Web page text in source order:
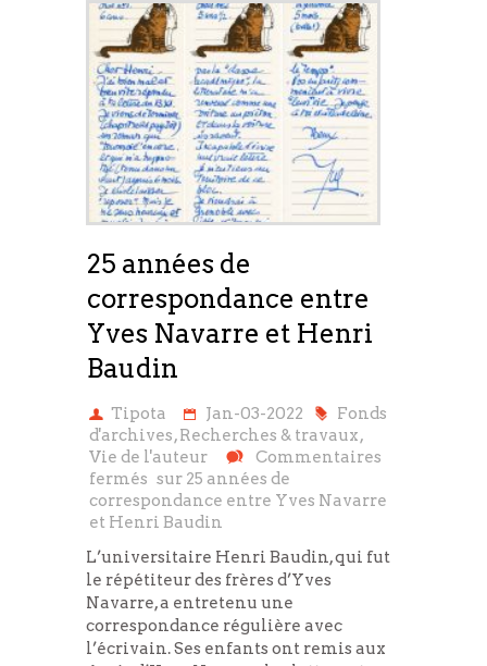
25 années de
correspondance entre
Yves Navarre et Henri
Baudin
Tipota Jan-03-2022
Fonds
d'archives,Recherches & travaux,
Vie de l'auteur
Commentaires
fermés sur 25 années de
correspondance entre Yves Navarre
et Henri Baudin
L’universitaire Henri Baudin, qui fut
le répétiteur des frères d’Yves
Navarre, a entretenu une
correspondance régulière avec
l’écrivain. Ses enfants ont remis aux